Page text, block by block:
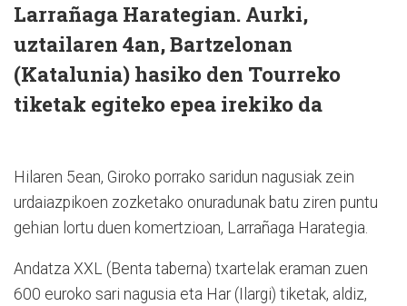
Larrañaga Harategian. Aurki,
uztailaren 4an, Bartzelonan
(Katalunia) hasiko den Tourreko
tiketak egiteko epea irekiko da
Hilaren 5ean, Giroko porrako saridun nagusiak zein
urdaiazpikoen zozketako onuradunak batu ziren puntu
gehian lortu duen komertzioan, Larrañaga Harategia.
Andatza XXL (Benta taberna) txartelak eraman zuen
600 euroko sari nagusia eta Har (Ilargi) tiketak, aldiz,